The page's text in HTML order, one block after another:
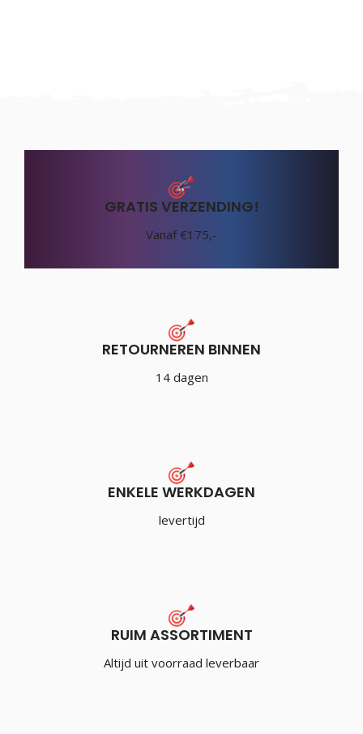
GRATIS VERZENDING!
Vanaf €175,-
RETOURNEREN BINNEN
14 dagen
ENKELE WERKDAGEN
levertijd
RUIM ASSORTIMENT
Altijd uit voorraad leverbaar